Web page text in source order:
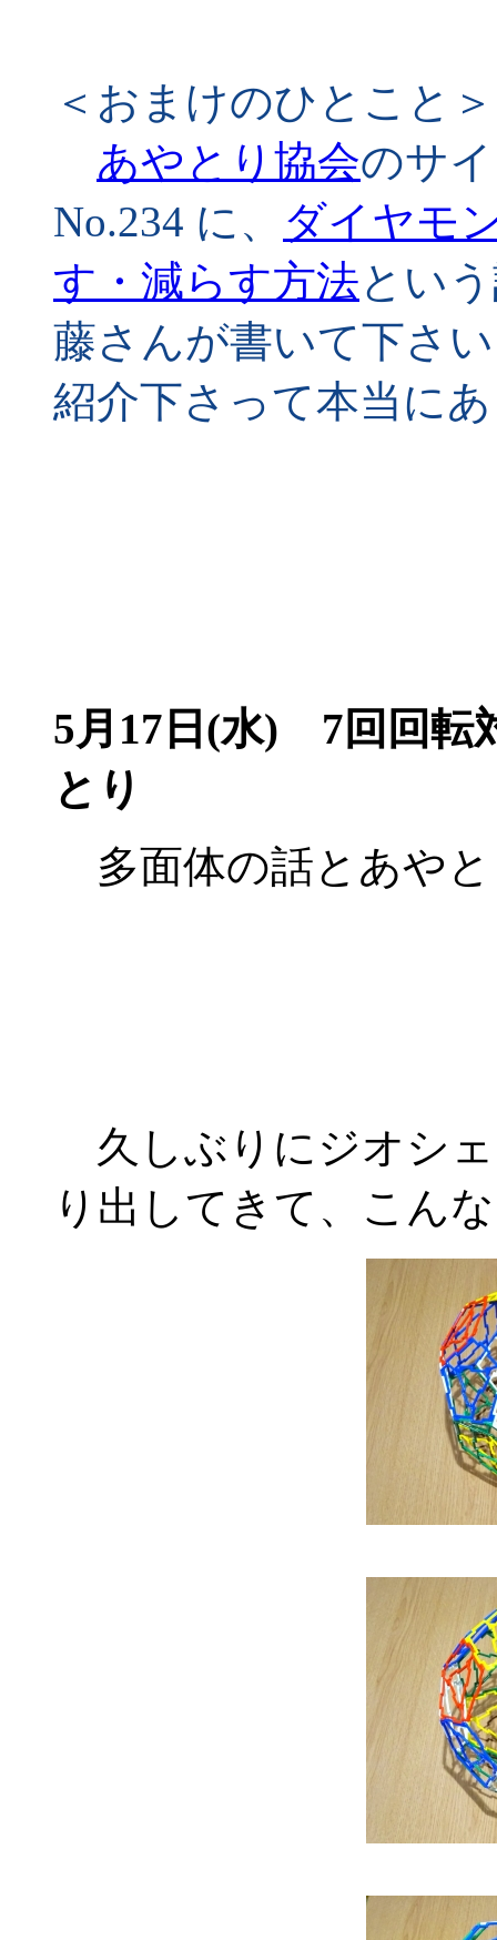
＜おまけのひとこと＞
あやとり協会のサ
No.234 に、 ダイヤモ
す・減らす方法とい
藤さんが書いて下さ
紹介下さって本当に
5月17日(水) 7回回転
とり
多面体の話とあや
久しぶりにジオシ
り出してきて、こん